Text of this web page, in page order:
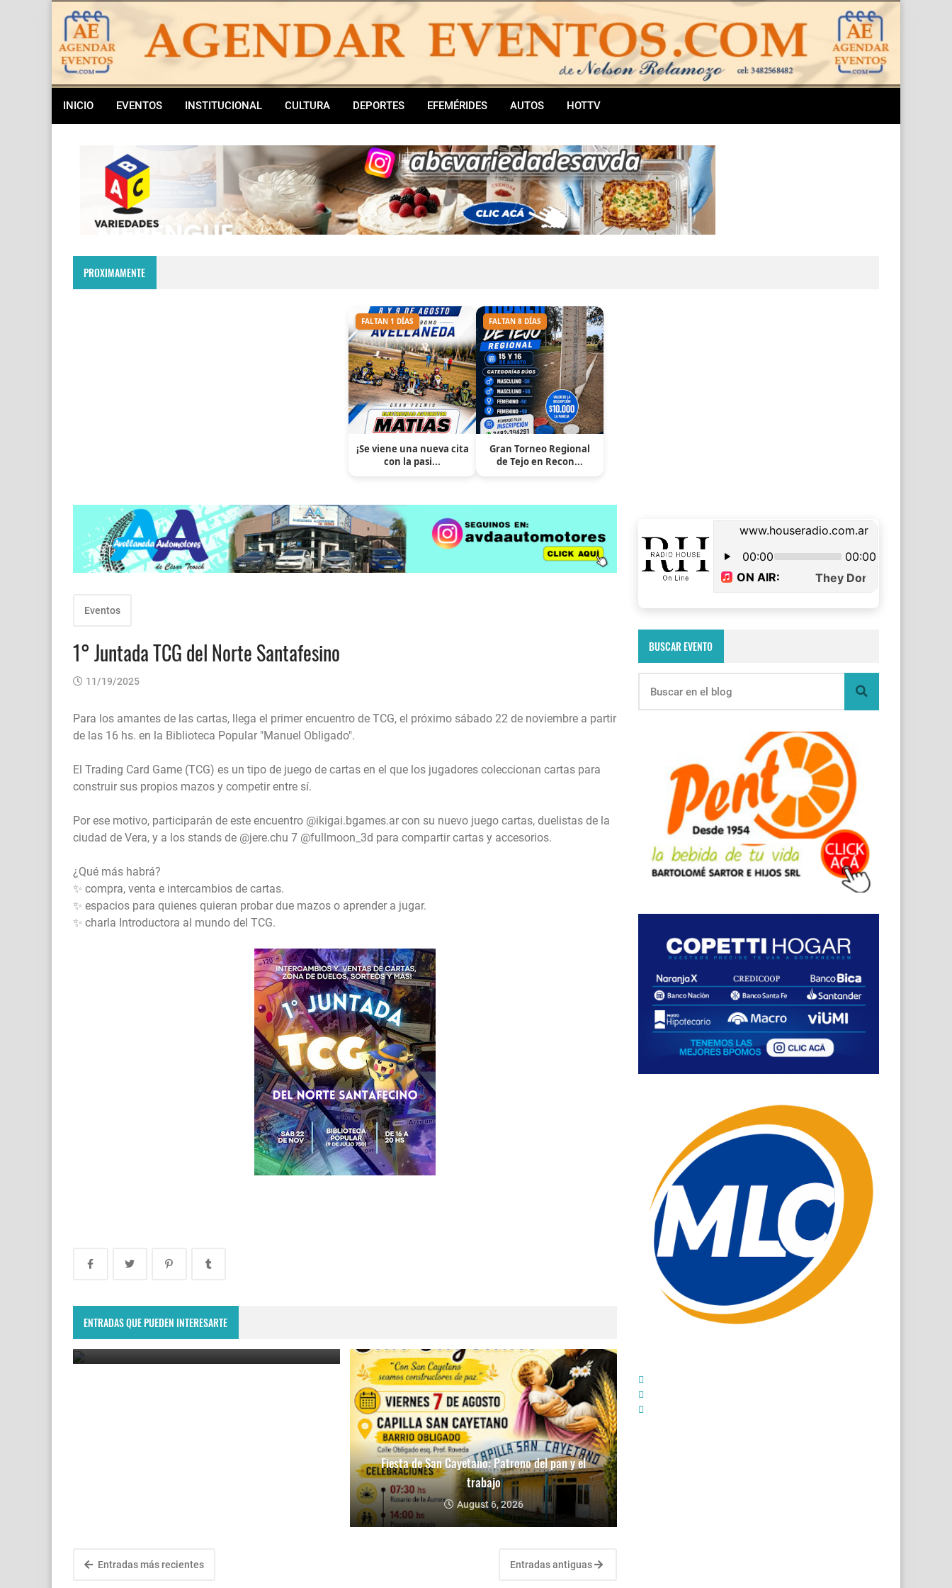
INICIO EVENTOS INSTITUCIONAL CULTURA DEPORTES EFEMÉRIDES AUTOS HOTTV
PROXIMAMENTE
FALTAN 1 DÍAS
¡Se viene una nueva cita
con la pasi...
FALTAN 8 DÍAS
Gran Torneo Regional
de Tejo en Recon...
Eventos
1° Juntada TCG del Norte Santafesino
11/19/2025
Para los amantes de las cartas, llega el primer encuentro de TCG, el próximo sábado 22 de noviembre a partir
de las 16 hs. en la Biblioteca Popular "Manuel Obligado".
El Trading Card Game (TCG) es un tipo de juego de cartas en el que los jugadores coleccionan cartas para
construir sus propios mazos y competir entre sí.
Por ese motivo, participarán de este encuentro @ikigai.bgames.ar con su nuevo juego cartas, duelistas de la
ciudad de Vera, y a los stands de @jere.chu 7 @fullmoon_3d para compartir cartas y accesorios.
¿Qué más habrá?
✨️ compra, venta e intercambios de cartas.
✨️ espacios para quienes quieran probar due mazos o aprender a jugar.
✨️ charla Introductora al mundo del TCG.
ENTRADAS QUE PUEDEN INTERESARTE
viene la última raviolada del año
August 7, 2026
Fiesta de San Cayetano: Patrono del pan y el
trabajo
August 6, 2026
Entradas más recientes Entradas antiguas
BUSCAR EVENTO